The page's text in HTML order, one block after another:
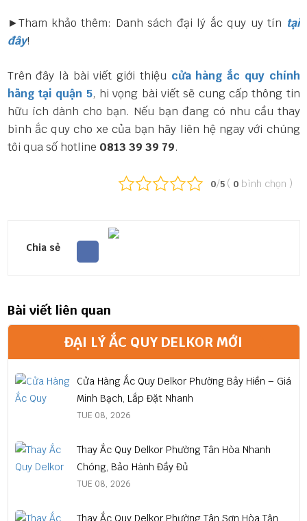
►Tham khảo thêm: Danh sách đại lý ắc quy uy tín tại
đây!
Trên đây là bài viết giới thiệu cửa hàng ắc quy chính
hãng tại quận 5, hi vọng bài viết sẽ cung cấp thông tin
hữu ích dành cho bạn. Nếu bạn đang có nhu cầu thay
bình ắc quy cho xe của bạn hãy liên hệ ngay với chúng
tôi qua số hotline 0813 39 39 79.
0/5 ( 0 bình chọn )
Chia sẻ
Bài viết liên quan
ĐẠI LÝ ẮC QUY DELKOR MỚI
Cửa Hàng Ắc Quy Delkor Phường Bảy Hiền – Giá
Minh Bạch, Lắp Đặt Nhanh
TUE 08, 2026
Thay Ắc Quy Delkor Phường Tân Hòa Nhanh
Chóng, Bảo Hành Đầy Đủ
TUE 08, 2026
Thay Ắc Quy Delkor Phường Tân Sơn Hòa Tận